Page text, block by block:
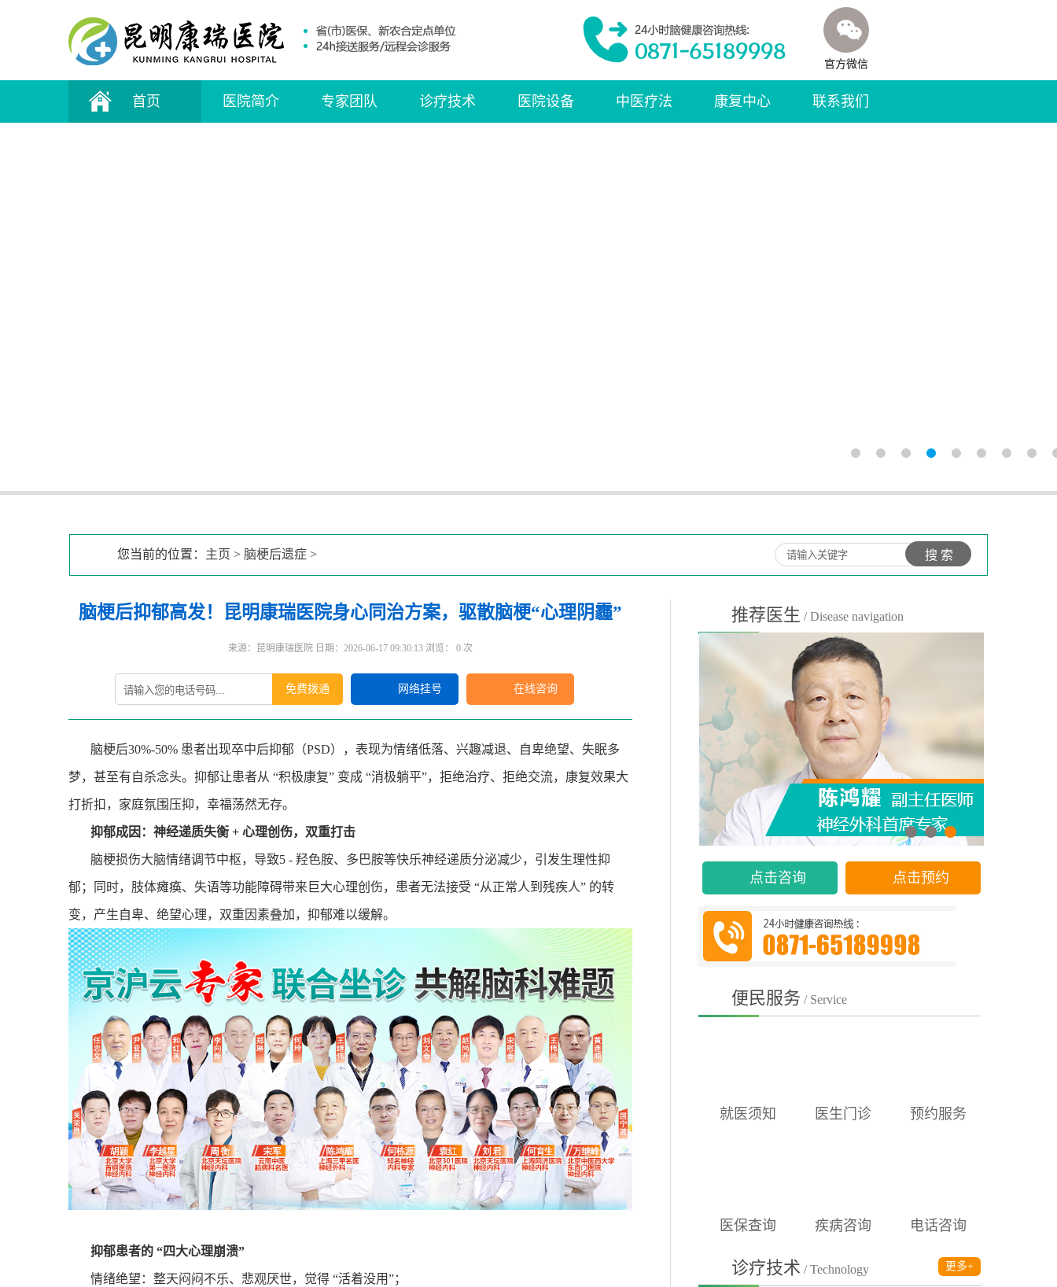
官方微信
首页 医院简介 专家团队 诊疗技术 医院设备 中医疗法 康复中心 联系我们
您当前的位置： 主页 > 脑梗后遗症 >
脑梗后抑郁高发！昆明康瑞医院身心同治方案，驱散脑梗“心理阴霾”
来源：昆明康瑞医院 日期：2026-06-17 09:30:13 浏览： 0 次
免费拨通 网络挂号 在线咨询
脑梗后30%-50% 患者出现卒中后抑郁（PSD），表现为情绪低落、兴趣减退、自卑绝望、失眠多
梦，甚至有自杀念头。抑郁让患者从 “积极康复” 变成 “消极躺平”，拒绝治疗、拒绝交流，康复效果大
打折扣，家庭氛围压抑，幸福荡然无存。
抑郁成因：神经递质失衡 + 心理创伤，双重打击
脑梗损伤大脑情绪调节中枢，导致5 - 羟色胺、多巴胺等快乐神经递质分泌减少，引发生理性抑
郁；同时，肢体瘫痪、失语等功能障碍带来巨大心理创伤，患者无法接受 “从正常人到残疾人” 的转
变，产生自卑、绝望心理，双重因素叠加，抑郁难以缓解。
抑郁患者的 “四大心理崩溃”
情绪绝望：整天闷闷不乐、悲观厌世，觉得 “活着没用”；
推荐医生 / Disease navigation
点击咨询 点击预约
便民服务 / Service
就医须知 医生门诊 预约服务
医保查询 疾病咨询 电话咨询
诊疗技术 / Technology 更多+